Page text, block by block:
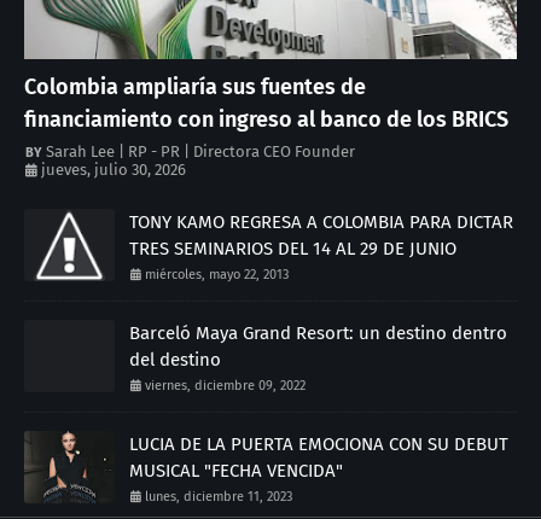
Colombia ampliaría sus fuentes de
financiamiento con ingreso al banco de los BRICS
Sarah Lee | RP - PR | Directora CEO Founder
jueves, julio 30, 2026
TONY KAMO REGRESA A COLOMBIA PARA DICTAR
TRES SEMINARIOS DEL 14 AL 29 DE JUNIO
miércoles, mayo 22, 2013
Barceló Maya Grand Resort: un destino dentro
del destino
viernes, diciembre 09, 2022
LUCIA DE LA PUERTA EMOCIONA CON SU DEBUT
MUSICAL "FECHA VENCIDA"
lunes, diciembre 11, 2023